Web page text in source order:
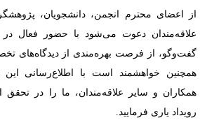
اعضای محترم انجمن، دانشجویان،
دعوت می‌شود با حضور فعال
از فرصت بهره‌مندی از دیدگاه‌های
خواهشمند است با اطلاع‌رسانی این
و سایر علاقه‌مندان، ما را در تحقق
یاری فرمایید.